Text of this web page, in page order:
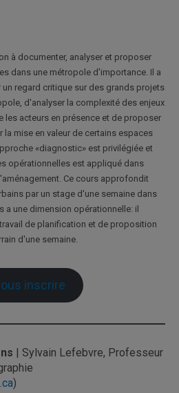
à documenter, analyser et proposer
dans une métropole d'importance. Il a
regard critique sur des grands projets
d'analyser la complexité des enjeux
les acteurs en présence et de proposer
mise en valeur de certains espaces
«diagnostic» est privilégiée et
opérationnelles est appliqué dans
Ce cours approfondit
par un stage d'une semaine dans
a une dimension opérationnelle: il
de planification et de proposition
d'une semaine.
inscrire
| Sylvain Lefebvre, Professeur
)